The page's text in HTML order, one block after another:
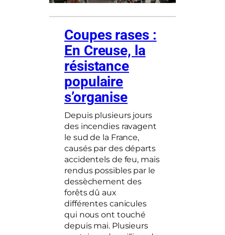
Coupes rases :
En Creuse, la
résistance
populaire
s’organise
Depuis plusieurs jours
des incendies ravagent
le sud de la France,
causés par des départs
accidentels de feu, mais
rendus possibles par le
dessèchement des
forêts dû aux
différentes canicules
qui nous ont touché
depuis mai. Plusieurs